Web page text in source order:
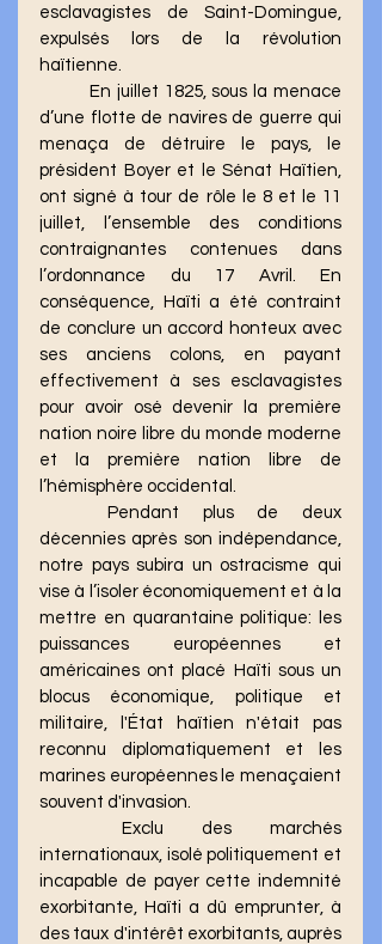
esclavagistes de Saint-Domingue,
expulsés lors de la révolution
haïtienne.
d’une flotte de navires de guerre qui
menaça de détruire le pays, le
président Boyer et le Sénat Haïtien,
ont signé à tour de rôle le 8 et le 11
juillet, l’ensemble des conditions
contraignantes contenues dans
l’ordonnance du 17 Avril. En
conséquence, Haïti a été contraint
de conclure un accord honteux avec
ses anciens colons, en payant
effectivement à ses esclavagistes
pour avoir osé devenir la première
nation noire libre du monde moderne
et la première nation libre de
l’hémisphère occidental.
décennies après son indépendance,
notre pays subira un ostracisme qui
vise à l’isoler économiquement et à la
mettre en quarantaine politique: les
puissances européennes et
américaines ont placé Haïti sous un
blocus économique, politique et
militaire, l'État haïtien n'était pas
reconnu diplomatiquement et les
marines européennes le menaçaient
souvent d'invasion.
internationaux, isolé politiquement et
incapable de payer cette indemnité
exorbitante, Haïti a dû emprunter, à
des taux d'intérêt exorbitants, auprès